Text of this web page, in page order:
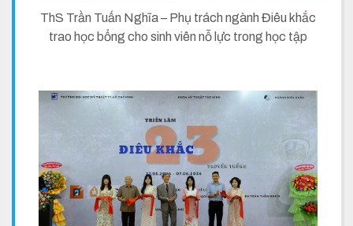
ThS Trần Tuấn Nghĩa – Phụ trách ngành Điêu khắc
trao học bổng cho sinh viên nỗ lực trong học tập